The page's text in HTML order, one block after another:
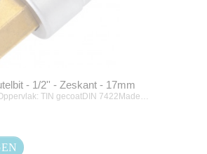
- 1/2'' - Zeskant - 17mm
TIN gecoatDIN 7422Made…